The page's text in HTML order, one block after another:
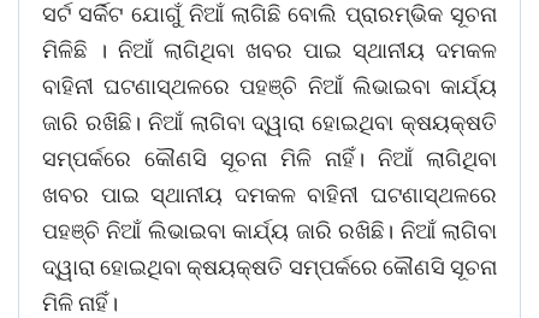
ସର୍ଟ ସର୍କିଟ ଯୋଗୁଁ ନିଆଁ ଲାଗିଛି ବୋଲି ପ୍ରାରମ୍ଭିକ ସୂଚନା
ମିଳିଛି । ନିଆଁ ଲାଗିଥିବା ଖବର ପାଇ ସ୍ଥାନୀୟ ଦମକଳ
ବାହିନୀ ଘଟଣାସ୍ଥଳରେ ପହଞ୍ଚି ନିଆଁ ଲିଭାଇବା କାର୍ଯ୍ୟ
ଜାରି ରଖିଛି। ନିଆଁ ଲାଗିବା ଦ୍ୱାରା ହୋଇଥିବା କ୍ଷୟକ୍ଷତି
ସମ୍ପର୍କରେ କୌଣସି ସୂଚନା ମିଳି ନାହିଁ। ନିଆଁ ଲାଗିଥିବା
ଖବର ପାଇ ସ୍ଥାନୀୟ ଦମକଳ ବାହିନୀ ଘଟଣାସ୍ଥଳରେ
ପହଞ୍ଚି ନିଆଁ ଲିଭାଇବା କାର୍ଯ୍ୟ ଜାରି ରଖିଛି। ନିଆଁ ଲାଗିବା
ଦ୍ୱାରା ହୋଇଥିବା କ୍ଷୟକ୍ଷତି ସମ୍ପର୍କରେ କୌଣସି ସୂଚନା
ମିଳି ନାହିଁ।